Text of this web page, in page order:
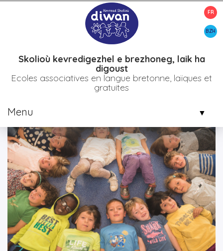
FR
BZH
Skolioù kevredigezhel e brezhoneg, laik ha
digoust
Ecoles associatives en langue bretonne, laïques et
gratuites
Menu ▼
▼
▼
▼
▼
Etablissements > Bro diwan naoned
L'école Diwan